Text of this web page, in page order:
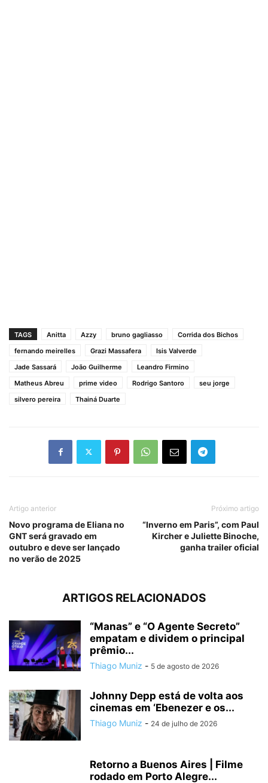
TAGS Anitta Azzy bruno gagliasso
Corrida dos Bichos
fernando meirelles
Grazi Massafera
Isis Valverde
Jade Sassará
João Guilherme
Leandro Firmino
Matheus Abreu
prime video Rodrigo Santoro
seu jorge
silvero pereira
Thainá Duarte
Artigo anterior
Novo programa de Eliana no
GNT será gravado em
outubro e deve ser lançado
no verão de 2025
Próximo artigo
“Inverno em Paris”, com Paul
Kircher e Juliette Binoche,
ganha trailer oficial
ARTIGOS RELACIONADOS
“Manas” e “O Agente Secreto”
empatam e dividem o principal
prêmio...
Thiago Muniz - 5 de agosto de 2026
Johnny Depp está de volta aos
cinemas em ‘Ebenezer e os...
Thiago Muniz - 24 de julho de 2026
Retorno a Buenos Aires | Filme
rodado em Porto Alegre...